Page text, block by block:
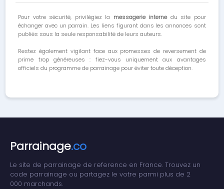
Pour votre sécurité, privilégiez la messagerie internedu site pour
échanger avec un parrain. Les liens figurant dans les annonces sont
publiés sous la seule responsabilité de leurs auteurs.
Restez également vigilant face aux promesses de reversement de
prime trop généreuses : fiez-vous uniquement aux avantages
officiels du programme de parrainage pour éviter toute déception.
Parrainage.co
Le site de parrainage de reference en France. Trouvez un
code parrainage ou partagez le votre parmi plus de 2
000 marchands.